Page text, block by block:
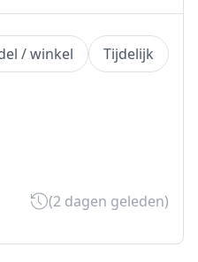
/ winkel
Tijdelijk
(2 dagen geleden)